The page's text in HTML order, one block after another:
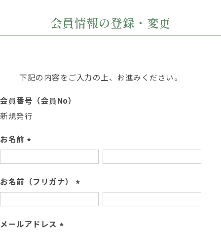
会員情報の登録・変更
下記の内容をご入力の上、お進みください。
会員番号（会員No）
新規発行
お名前
(
必
須
)
お名前（フリガナ）
(
必
メールアドレス